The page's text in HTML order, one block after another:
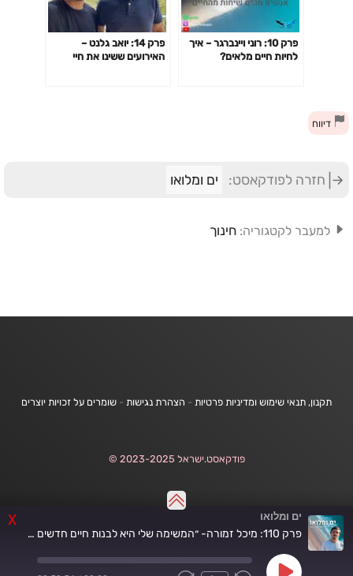
X ים ומלואו
פרק 110: מיכל זמורה- ״המשימה שלי היא לבנות חיים חדשים וטובים״
פרק 10: רוני ויינברגר – איך
לחיות חיים מלאים?
פרק 14: יואב גלנט –
האירועים ששינו את חיי
דיווח
חזרה לפודקאסט: ים ומלואו
למעבר לקטגוריה: חינוך
תקנון, תנאי שימוש ומדיניות פרטיות - הצהרת נגישות - שומרים על זכויות יוצרים
פודקאסט.ישראל 2023-2025 ©